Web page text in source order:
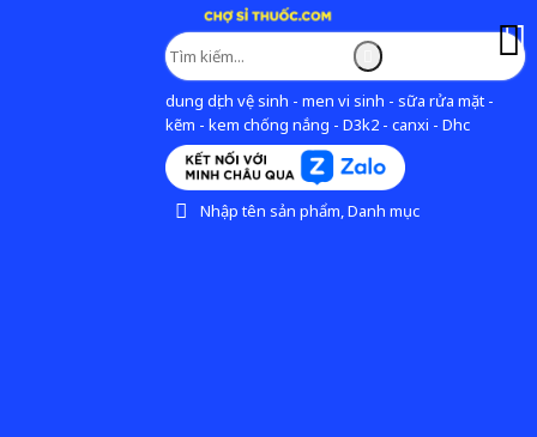
dung dịch vệ sinh - men vi sinh - sữa rửa mặt -
kẽm - kem chống nắng - D3k2 - canxi - Dhc
Nhập tên sản phẩm, Danh mục